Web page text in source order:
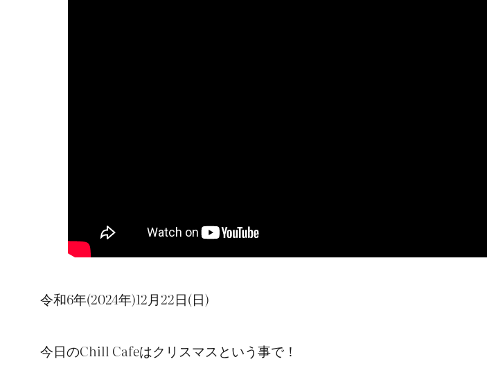
令和6年(2024年)12月22日(日)
今日のChill Cafeはクリスマスという事で！